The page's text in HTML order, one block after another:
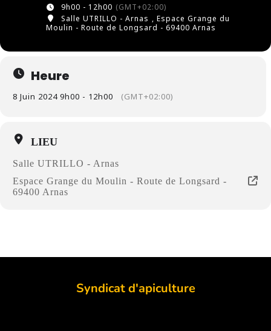
9h00 - 12h00 (GMT+02:00)
Salle UTRILLO - Arnas , Espace Grange du
Moulin - Route de Longsard - 69400 Arnas
Heure
8 Juin 2024 9h00 - 12h00 (GMT+02:00)
LIEU
Salle UTRILLO - Arnas
Espace Grange du Moulin - Route de Longsard -
69400 Arnas
Syndicat d'apiculture